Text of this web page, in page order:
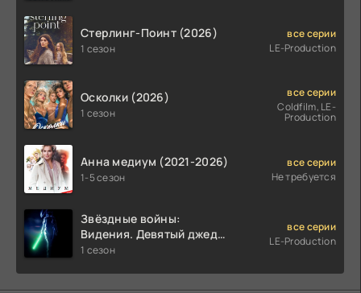
Стерлинг-Поинт (2026)
1 сезон
все серии
LE-Production
Осколки (2026)
1 сезон
все серии
Coldfilm, LE-
Production
Анна медиум (2021-2026)
1-5 сезон
все серии
Не требуется
Звёздные войны:
Видения. Девятый джедай
(2026)
1 сезон
все серии
LE-Production